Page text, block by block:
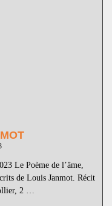
Le Poème de l’âme,
de Louis Janmot. Récit
2 …